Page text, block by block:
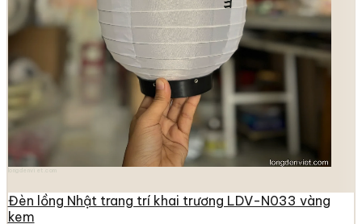
Đèn lồng Nhật trang trí khai trương LDV-N033 vàng
kem